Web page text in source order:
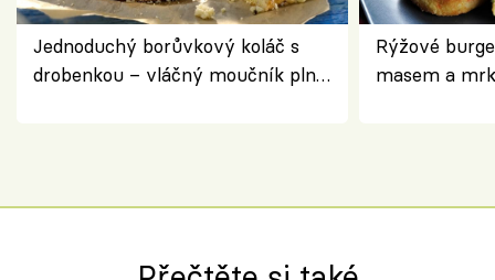
Jednoduchý borůvkový koláč s
drobenkou – vláčný moučník plný
Rýžové
masem a